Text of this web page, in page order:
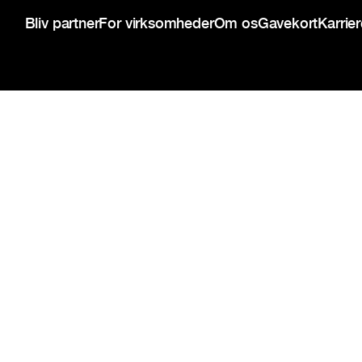
Bliv partnerFor virksomhederOm osGavekort